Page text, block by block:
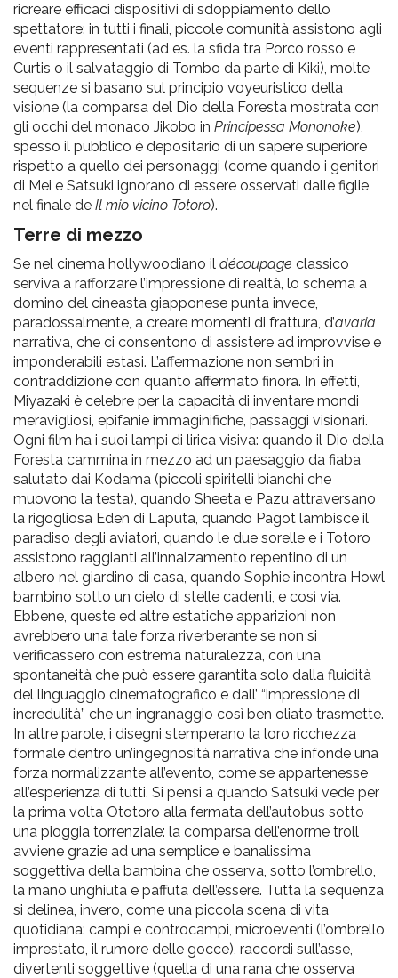
ricreare efficaci dispositivi di sdoppiamento dello
spettatore: in tutti i finali, piccole comunità assistono agli
eventi rappresentati (ad es. la sfida tra Porco rosso e
Curtis o il salvataggio di Tombo da parte di Kiki), molte
sequenze si basano sul principio voyeuristico della
visione (la comparsa del Dio della Foresta mostrata con
gli occhi del monaco Jikobo in Principessa Mononoke),
spesso il pubblico è depositario di un sapere superiore
rispetto a quello dei personaggi (come quando i genitori
di Mei e Satsuki ignorano di essere osservati dalle figlie
nel finale de Il mio vicino Totoro).
Terre di mezzo
Se nel cinema hollywoodiano il découpage classico
serviva a rafforzare l’impressione di realtà, lo schema a
domino del cineasta giapponese punta invece,
paradossalmente, a creare momenti di frattura, d’avaria
narrativa, che ci consentono di assistere ad improvvise e
imponderabili estasi. L’affermazione non sembri in
contraddizione con quanto affermato finora. In effetti,
Miyazaki è celebre per la capacità di inventare mondi
meravigliosi, epifanie immaginifiche, passaggi visionari.
Ogni film ha i suoi lampi di lirica visiva: quando il Dio della
Foresta cammina in mezzo ad un paesaggio da fiaba
salutato dai Kodama (piccoli spiritelli bianchi che
muovono la testa), quando Sheeta e Pazu attraversano
la rigogliosa Eden di Laputa, quando Pagot lambisce il
paradiso degli aviatori, quando le due sorelle e i Totoro
assistono raggianti all’innalzamento repentino di un
albero nel giardino di casa, quando Sophie incontra Howl
bambino sotto un cielo di stelle cadenti, e così via.
Ebbene, queste ed altre estatiche apparizioni non
avrebbero una tale forza riverberante se non si
verificassero con estrema naturalezza, con una
spontaneità che può essere garantita solo dalla fluidità
del linguaggio cinematografico e dall’ “impressione di
incredulità” che un ingranaggio così ben oliato trasmette.
In altre parole, i disegni stemperano la loro ricchezza
formale dentro un’ingegnosità narrativa che infonde una
forza normalizzante all’evento, come se appartenesse
all’esperienza di tutti. Si pensi a quando Satsuki vede per
la prima volta Ototoro alla fermata dell’autobus sotto
una pioggia torrenziale: la comparsa dell’enorme troll
avviene grazie ad una semplice e banalissima
soggettiva della bambina che osserva, sotto l’ombrello,
la mano unghiuta e paffuta dell’essere. Tutta la sequenza
si delinea, invero, come una piccola scena di vita
quotidiana: campi e controcampi, microeventi (l’ombrello
imprestato, il rumore delle gocce), raccordi sull’asse,
divertenti soggettive (quella di una rana che osserva